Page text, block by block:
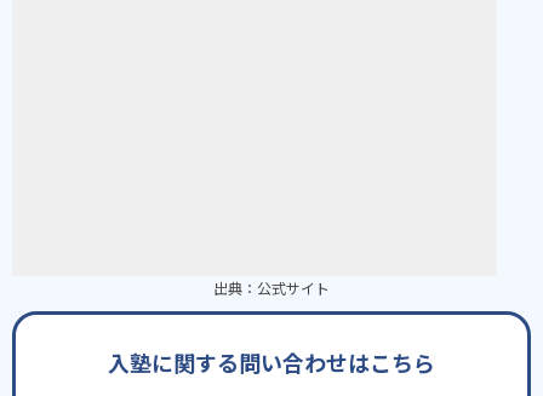
出典： 公式サイト
入塾に関する問い合わせはこちら